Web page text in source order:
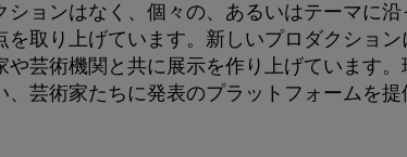
ションはなく、個々の、あるいはテーマに
を取り上げています。新しいプロダクショ
や芸術機関と共に展示を作り上げています
、芸術家たちに発表のプラットフォームを提